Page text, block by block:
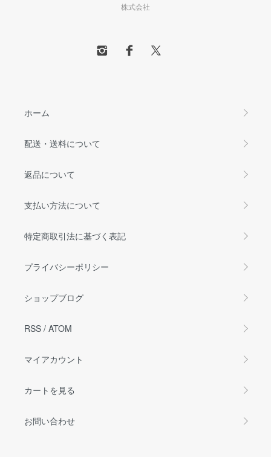
株式会社
ホーム
配送・送料について
返品について
支払い方法について
特定商取引法に基づく表記
プライバシーポリシー
ショップブログ
RSS / ATOM
マイアカウント
カートを見る
お問い合わせ